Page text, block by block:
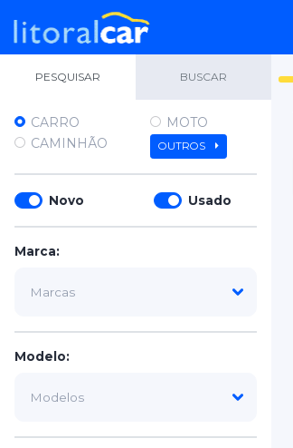
PESQUISAR BUSCAR
CARRO
MOTO
CAMINHÃO
OUTROS
Novo Usado
Marca:
Modelo: